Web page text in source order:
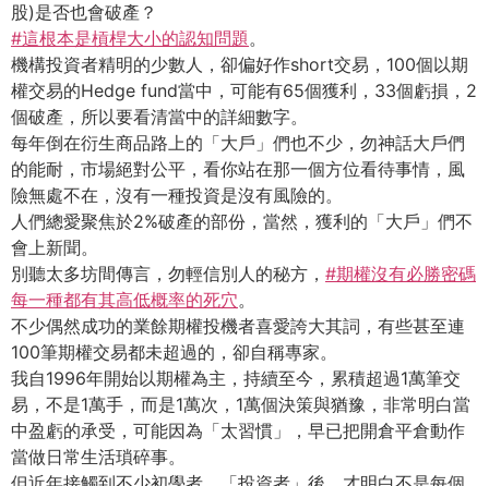
股)是否也會破產？
#這根本是槓桿大小的認知問題。
機構投資者精明的少數人，卻偏好作short交易，100個以期
權交易的Hedge fund當中，可能有65個獲利，33個虧損，2
個破產，所以要看清當中的詳細數字。
每年倒在衍生商品路上的「大戶」們也不少，勿神話大戶們
的能耐，市場絕對公平，看你站在那一個方位看待事情，風
險無處不在，沒有一種投資是沒有風險的。
人們總愛聚焦於2%破產的部份，當然，獲利的「大戶」們不
會上新聞。
別聽太多坊間傳言，勿輕信別人的秘方， #期權沒有必勝密碼
每一種都有其高低概率的死穴。
不少偶然成功的業餘期權投機者喜愛誇大其詞，有些甚至連
100筆期權交易都未超過的，卻自稱專家。
我自1996年開始以期權為主，持續至今，累積超過1萬筆交
易，不是1萬手，而是1萬次，1萬個決策與猶豫，非常明白當
中盈虧的承受，可能因為「太習慣」，早已把開倉平倉動作
當做日常生活瑣碎事。